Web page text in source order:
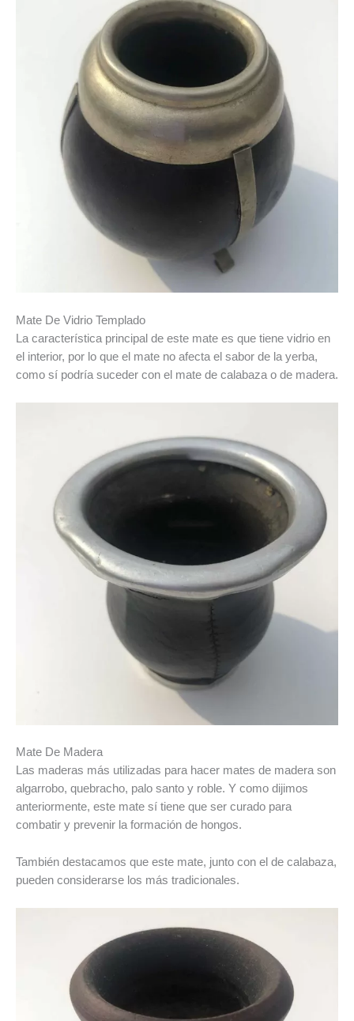
Mate De Vidrio Templado
La característica principal de este mate es que tiene vidrio en
el interior, por lo que el mate no afecta el sabor de la yerba,
como sí podría suceder con el mate de calabaza o de madera.
Mate De Madera
Las maderas más utilizadas para hacer mates de madera son
algarrobo, quebracho, palo santo y roble. Y como dijimos
anteriormente, este mate sí tiene que ser curado para
combatir y prevenir la formación de hongos.
También destacamos que este mate, junto con el de calabaza,
pueden considerarse los más tradicionales.